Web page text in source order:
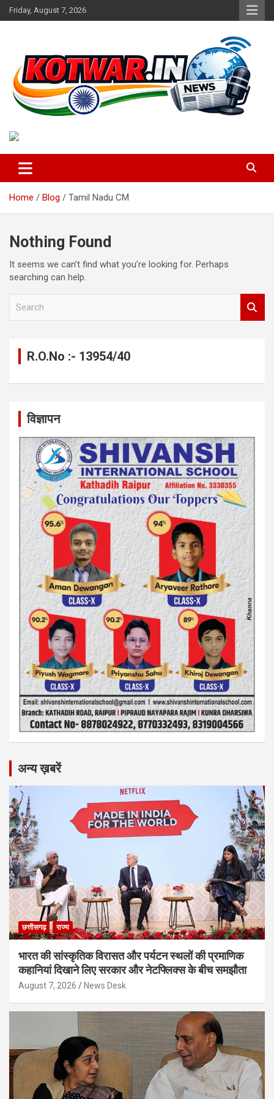
Skip
to
Friday, August 7, 2026
kotwar.in
Home Blog Tamil Nadu CM
Nothing Found
It seems we can’t find what you’re looking for. Perhaps
searching can help.
R.O.No :- 13954/40
विज्ञापन
अन्य ख़बरें
छत्तीसगढ़ राज्य
भारत की सांस्कृतिक विरासत और पर्यटन स्थलों की प्रमाणिक
कहानियां दिखाने लिए सरकार और नेटफ्लिक्स के बीच समझौता
August 7, 2026 News Desk